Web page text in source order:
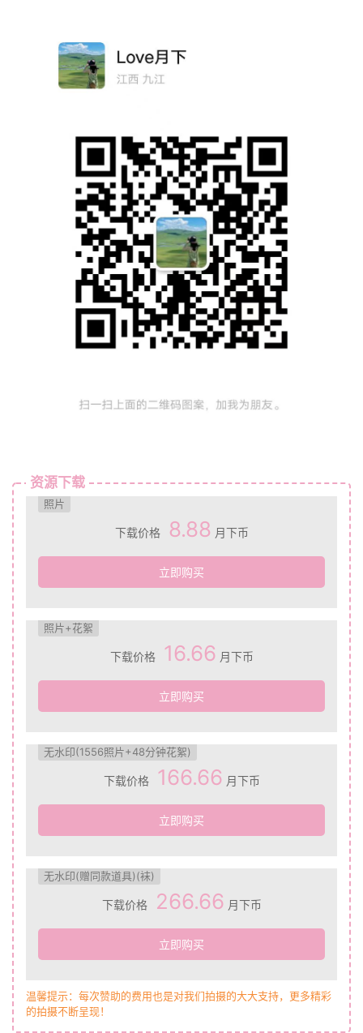
资源下载
照片
下载价格 8.88 月下币
立即购买
照片+花絮
下载价格 16.66 月下币
立即购买
无水印(1556照片+48分钟花絮)
下载价格 166.66 月下币
立即购买
无水印(赠同款道具)(袜)
下载价格 266.66 月下币
立即购买
温馨提示：每次赞助的费用也是对我们拍摄的大大支持，更多精彩
的拍摄不断呈现！